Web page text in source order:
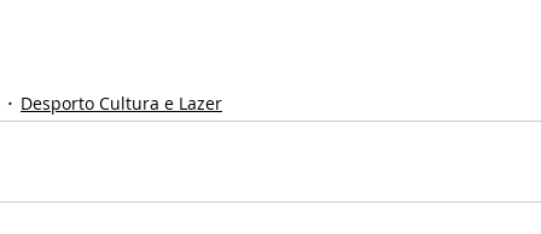
Desporto Cultura e Lazer